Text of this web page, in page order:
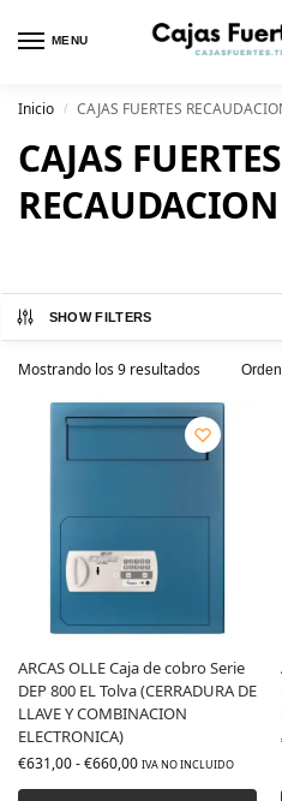
MENU
Inicio / CAJAS FUERTES
CAJAS FUERTES
RECAUDACION
SHOW FILTERS
Mostrando los 9 resultados
ARCAS OLLE Caja de cobro Serie
DEP 800 EL Tolva (CERRADURA DE
LLAVE Y COMBINACION
ELECTRONICA)
€631,00-€660,00 IVA NO INCLUIDO